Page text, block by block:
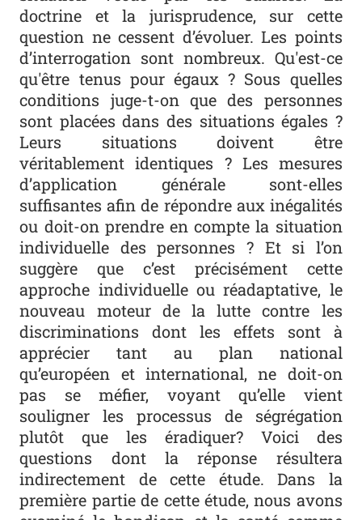
doctrine et la jurisprudence, sur cette
question ne cessent d’évoluer. Les points
d’interrogation sont nombreux. Qu'est-ce
qu'être tenus pour égaux ? Sous quelles
conditions juge-t-on que des personnes
sont placées dans des situations égales ?
Leurs situations doivent être
véritablement identiques ? Les mesures
d’application générale sont-elles
suffisantes afin de répondre aux inégalités
ou doit-on prendre en compte la situation
individuelle des personnes ? Et si l’on
suggère que c’est précisément cette
approche individuelle ou réadaptative, le
nouveau moteur de la lutte contre les
discriminations dont les effets sont à
apprécier tant au plan national
qu’européen et international, ne doit-on
pas se méfier, voyant qu’elle vient
souligner les processus de ségrégation
plutôt que les éradiquer? Voici des
questions dont la réponse résultera
indirectement de cette étude. Dans la
première partie de cette étude, nous avons